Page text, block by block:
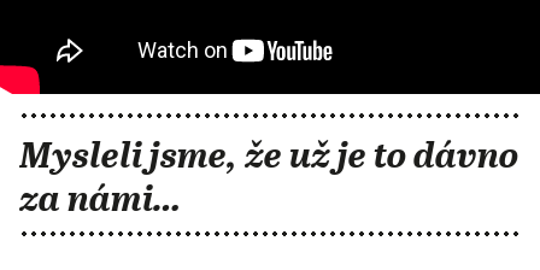
Mysleli jsme, že už je to dávno
za námi…